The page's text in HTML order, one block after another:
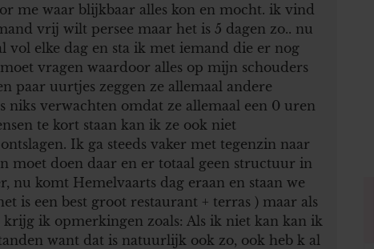
me waar blijkbaar alles kon en mocht. ik vind
vrij wilt persee maar het is 5 dagen zo.. nu
vol elke dag en sta ik met iemand die er nog
vragen waardoor alles op mijn schouders
paar uurtjes zeggen ze allemaal andere
niks verwachten omdat ze allemaal een 0 uren
te kort staan kan ik ze ook niet
Ik ga steeds vaker met tegenzin naar
moet doen daar en er totaal geen structuur in
nu komt Hemelvaarts dag eraan en staan we
is een best groot restaurant + terras ) maar als
ik opmerkingen zoals: Als ik niet kan kan ik
want dat is natuurlijk ook zo, ook heb k al